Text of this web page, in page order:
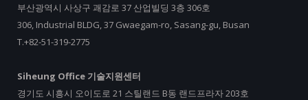
부산광역시 사상구 괘감로 37 산업빌딩 3층 306호
306, Industrial BLDG, 37 Gwaegam-ro, Sasang-gu, Busan
T.+82-51-319-2775
Siheung Office 기술지원센터
경기도 시흥시 오이도로 21 스틸랜드 B동 랜드프라자 203호